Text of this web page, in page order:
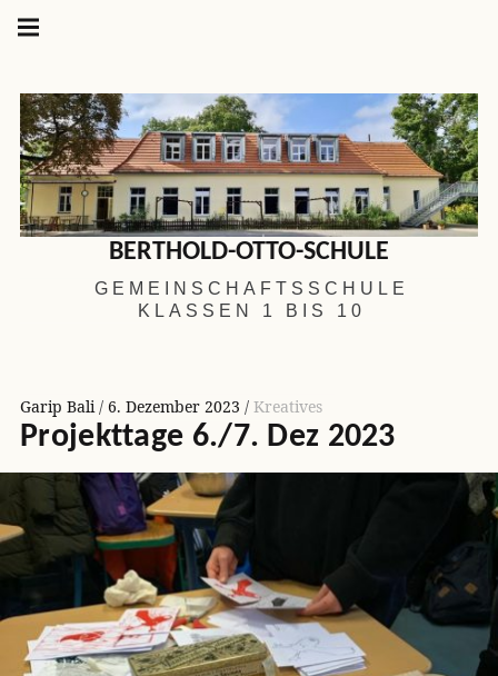
Springe
zum
BERTHOLD-OTTO-SCHULE
GEMEINSCHAFTSSCHULE
KLASSEN 1 BIS 10
Garip Bali 6. Dezember 2023 Kreatives
Projekttage 6./7. Dez 2023